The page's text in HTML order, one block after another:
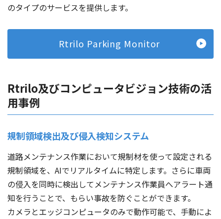
のタイプのサービスを提供します。
Rtrilo Parking Monitor
Rtrilo及びコンピュータビジョン技術の活
用事例
規制領域検出及び侵入検知システム
道路メンテナンス作業において規制材を使って設定される
規制領域を、AIでリアルタイムに特定します。さらに車両
の侵入を同時に検出してメンテナンス作業員へアラート通
知を行うことで、もらい事故を防ぐことができます。
カメラとエッジコンピュータのみで動作可能で、手動によ